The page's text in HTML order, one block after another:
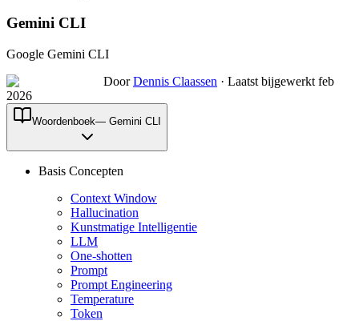
Gemini CLI
Google Gemini CLI
Door Dennis Claassen · Laatst bijgewerkt feb
2026
Woordenboek— Gemini CLI
Basis Concepten
Context Window
Hallucination
Kunstmatige Intelligentie
LLM
One-shotten
Prompt
Prompt Engineering
Temperature
Token